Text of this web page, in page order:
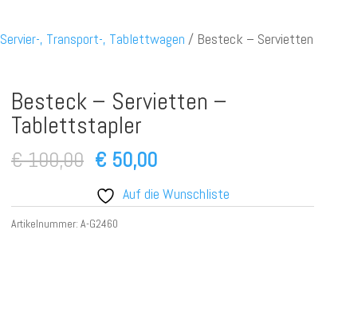
Servier-, Transport-, Tablettwagen / Besteck – Servietten
Besteck – Servietten –
Tablettstapler
€100,00 Ursprünglicher
Preis
war:
€ 100,00
€ 50,00Aktueller
Preis
ist:
Auf die Wunschliste
Artikelnummer:A-G2460